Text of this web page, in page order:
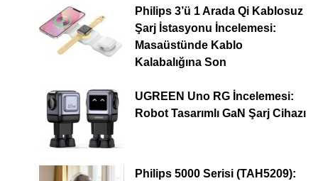
Philips 3’ü 1 Arada Qi Kablosuz
Şarj İstasyonu İncelemesi:
Masaüstünde Kablo
Kalabalığına Son
UGREEN Uno RG İncelemesi:
Robot Tasarımlı GaN Şarj Cihazı
Philips 5000 Serisi (TAH5209):